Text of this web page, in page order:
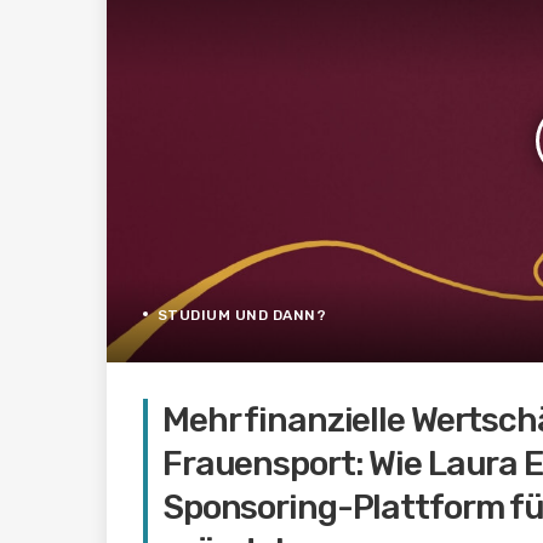
STUDIUM UND DANN?
Mehr finanzielle
Frauensport: Wie Laura
Sponsoring-Plattform